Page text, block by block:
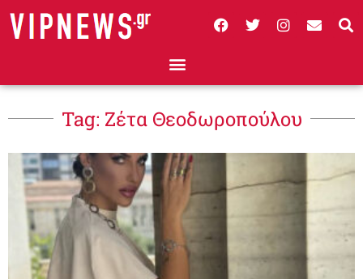
Tag: Ζέτα Θεοδωροπούλου